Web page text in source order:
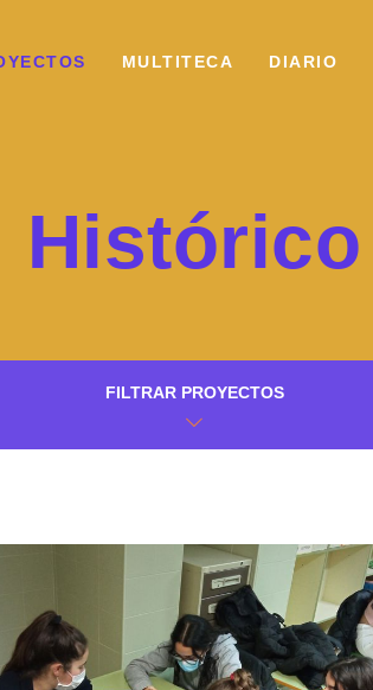
MULTITECA DIARIO
Histórico
FILTRAR PROYECTOS